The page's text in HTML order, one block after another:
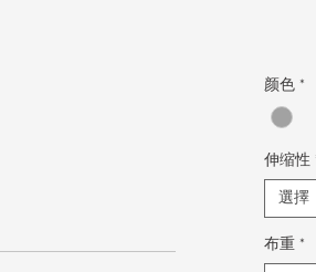
颜色 *
伸缩性
選擇
布重 *